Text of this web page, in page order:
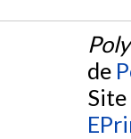
de